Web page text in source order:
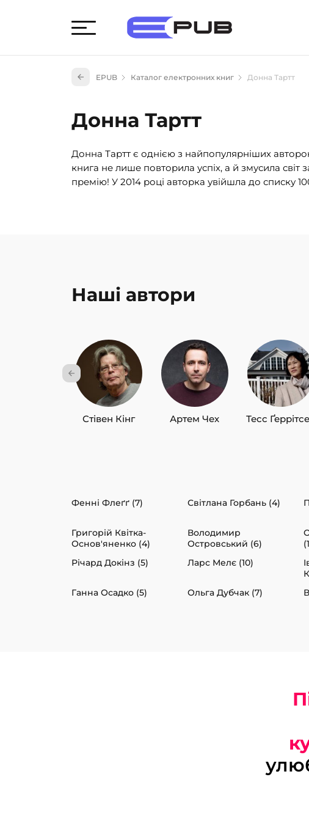
Художня
(527)
(55)
EPUB Каталог електронних книг Донна Тартт
Донна Тартт
Донна Тартт є однією з найпопулярніших
книга не лише повторила успіх, а й змусила
премію! У 2014 році авторка увійшла до списку
Наші автори
Стівен Кінг Артем Чех Тесс
Фенні Флеґґ (7) Світлана Горбань (4)
Григорій Квітка-
Основ'яненко (4)
Володимир
Островський (6)
Річард Докінз (5)
Ларс Мелє (10)
Ганна Осадко (5) Ольга Дубчак (7)